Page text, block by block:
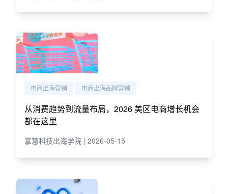
电商出海营销 电商出海品牌营销
从消费趋势到流量布局，2026 美区电商增长机会
都在这里
掌慧科技出海学院 | 2026-05-15